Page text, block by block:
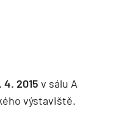
4. 2015 v sálu A
výstaviště.